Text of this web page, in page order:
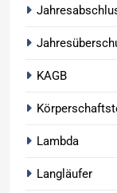
KAGB
Lambda
Langläufer